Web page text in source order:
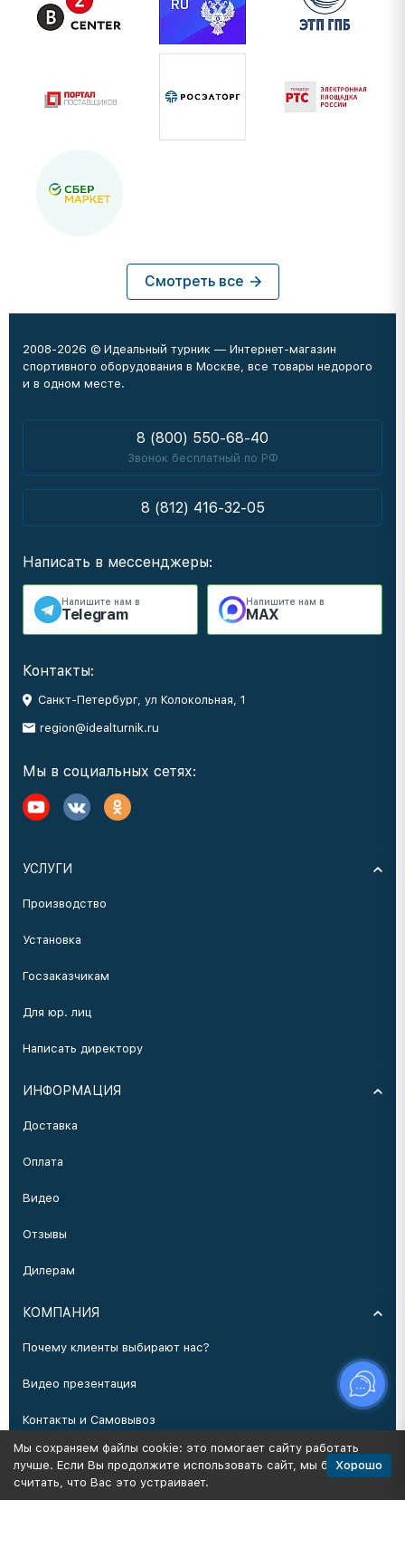
Смотреть все
2008-2026 © Идеальный турник — Интернет-магазин
спортивного оборудования в Москве, все товары недорого
и в одном месте.
8 (800) 550-68-40
Звонок бесплатный по РФ
8 (812) 416-32-05
Написать в мессенджеры:
Напишите нам в
Telegram
Напишите нам в
MAX
Контакты:
Санкт-Петербург, ул Колокольная, 1
region@idealturnik.ru
Мы в социальных сетях:
УСЛУГИ
Производство
Установка
Госзаказчикам
Для юр. лиц
Написать директору
ИНФОРМАЦИЯ
Доставка
Оплата
Видео
Отзывы
Дилерам
КОМПАНИЯ
Почему клиенты выбирают нас?
Видео презентация
Контакты и Самовывоз
Производство
Мы сохраняем файлы cookie: это помогает сайту работать
лучше. Если Вы продолжите использовать сайт, мы будем
считать, что Вас это устраивает.
Хорошо